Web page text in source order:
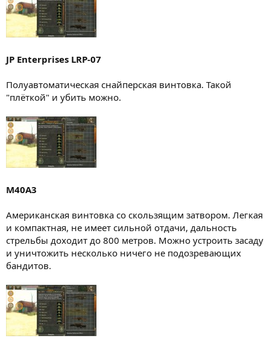
JP Enterprises LRP-07
Полуавтоматическая снайперская винтовка. Такой
"плёткой" и убить можно.
M40A3
Американская винтовка со скользящим затвором. Легкая
и компактная, не имеет сильной отдачи, дальность
стрельбы доходит до 800 метров. Можно устроить засаду
и уничтожить несколько ничего не подозревающих
бандитов.